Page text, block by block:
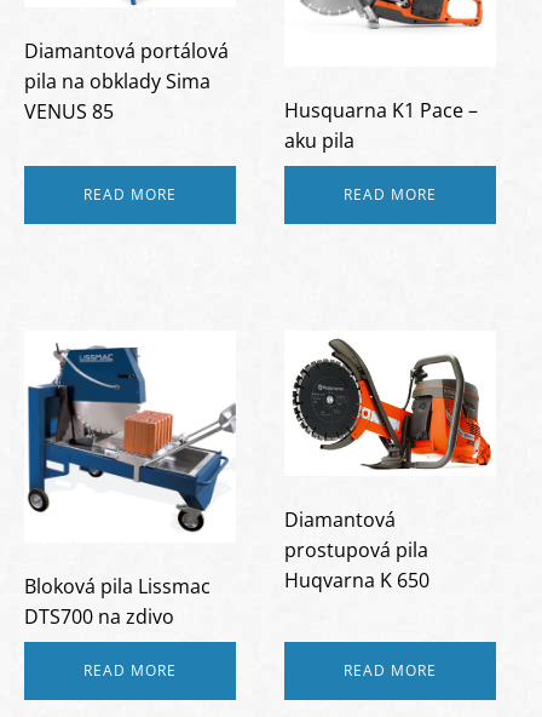
Diamantová portálová
pila na obklady Sima
VENUS 85
READ MORE
Husquarna K1 Pace –
aku pila
READ MORE
Bloková pila Lissmac
DTS700 na zdivo
READ MORE
Diamantová
prostupová pila
Huqvarna K 650
READ MORE